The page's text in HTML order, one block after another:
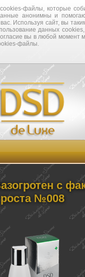
cookies-файлы, которые
анонимны и
Используя сайт, вы
данных
вы в любой момент
файлы.
с
роста №008